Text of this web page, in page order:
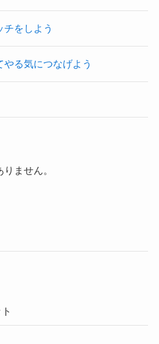
をしよう
る気につなげよう
ません。